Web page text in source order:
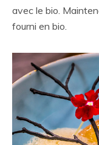
avec le bio.
fourni en bio.